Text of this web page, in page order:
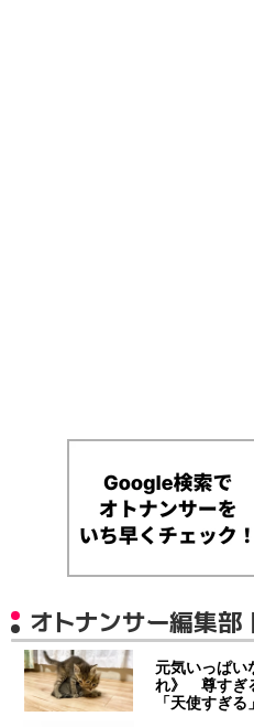
オトナンサー編集部
元気いっぱ
れ》 尊すぎ
「天使すぎる」